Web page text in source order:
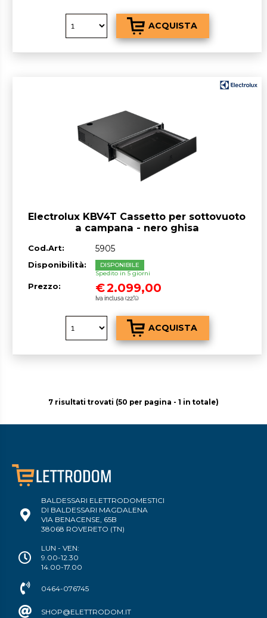
Electrolux KBV4T Cassetto per sottovuoto
a campana - nero ghisa
Cod.Art: 5905
Disponibilità:
DISPONIBILE
Spedito in 5 giorni
Prezzo: €2.099,00
Iva inclusa (22%)
7 risultati trovati (50 per pagina - 1 in totale)
BALDESSARI ELETTRODOMESTICI
DI BALDESSARI MAGDALENA
VIA BENACENSE, 65B
38068 ROVERETO (TN)
LUN - VEN:
9.00-12.30
14.00-17.00
0464-076745
SHOP@ELETTRODOM.IT